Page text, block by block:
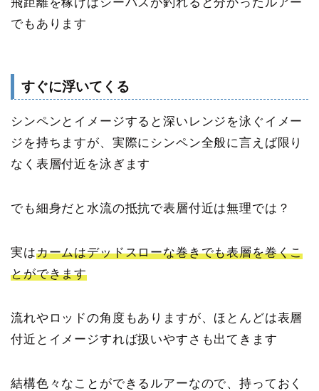
でもあります
すぐに浮いてくる
シンペンとイメージすると深いレンジを泳ぐイメー
ジを持ちますが、実際にシンペン全般に言えば限り
なく表層付近を泳ぎます
でも細身だと水流の抵抗で表層付近は無理では？
実はカームはデッドスローな巻きでも表層を巻くこ
とができます
流れやロッドの角度もありますが、ほとんどは表層
付近とイメージすれば扱いやすさも出てきます
結構色々なことができるルアーなので、持っておく